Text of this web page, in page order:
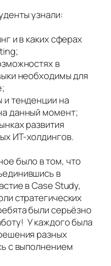
узнали:
и в каких сферах
в
необходимы для
и тенденции на
данный момент;
развития
ИТ-холдингов.
было в том, что
в
в Case Study,
стратегических
были серьёзно
У каждого была
разных
с выполнением